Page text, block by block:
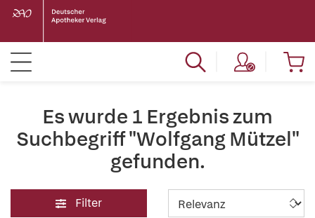
Es wurde 1 Ergebnis zum
Suchbegriff "Wolfgang Mützel"
gefunden.
Filter